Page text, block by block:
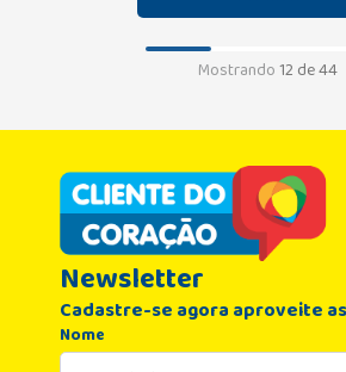
Mostrando12 de 44
Newsletter
Cadastre-se agora aproveite
Nome